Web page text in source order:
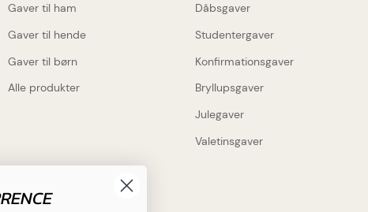
Gaver til ham
Gaver til hende
Gaver til børn
Alle produkter
Dåbsgaver
Studentergaver
Konfirmationsgaver
Bryllupsgaver
Julegaver
Valetinsgaver
Inspiration